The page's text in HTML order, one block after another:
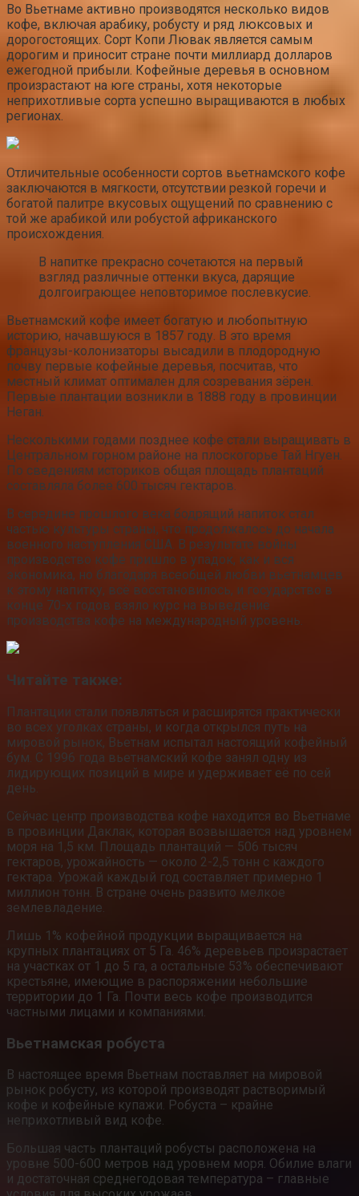
Во Вьетнаме активно производятся несколько видов
кофе, включая арабику, робусту и ряд люксовых и
дорогостоящих. Сорт Копи Лювак является самым
дорогим и приносит стране почти миллиард долларов
ежегодной прибыли. Кофейные деревья в основном
произрастают на юге страны, хотя некоторые
неприхотливые сорта успешно выращиваются в любых
регионах.
Отличительные особенности сортов вьетнамского кофе
заключаются в мягкости, отсутствии резкой горечи и
богатой палитре вкусовых ощущений по сравнению с
той же арабикой или робустой африканского
происхождения.
В напитке прекрасно сочетаются на первый
взгляд различные оттенки вкуса, дарящие
долгоиграющее неповторимое послевкусие.
Вьетнамский кофе имеет богатую и любопытную
историю, начавшуюся в 1857 году. В это время
французы-колонизаторы высадили в плодородную
почву первые кофейные деревья, посчитав, что
местный климат оптимален для созревания зёрен.
Первые плантации возникли в 1888 году в провинции
Неган.
Несколькими годами позднее кофе стали выращивать в
Центральном горном районе на плоскогорье Тай Нгуен.
По сведениям историков общая площадь плантаций
составляла более 600 тысяч гектаров.
В середине прошлого века бодрящий напиток стал
частью культуры страны, что продолжалось до начала
военного наступления США. В результате войны
производство кофе пришло в упадок, как и вся
экономика, но благодаря всеобщей любви вьетнамцев
к этому напитку, всё восстановилось, и государство в
конце 70-х годов взяло курс на выведение
производства кофе на международный уровень.
Читайте также:
Плантации стали появляться и расширятся практически
во всех уголках страны, и когда открылся путь на
мировой рынок, Вьетнам испытал настоящий кофейный
бум. С 1996 года вьетнамский кофе занял одну из
лидирующих позиций в мире и удерживает её по сей
день.
Сейчас центр производства кофе находится во Вьетнаме
в провинции Даклак, которая возвышается над уровнем
моря на 1,5 км. Площадь плантаций — 506 тысяч
гектаров, урожайность — около 2-2,5 тонн с каждого
гектара. Урожай каждый год составляет примерно 1
миллион тонн. В стране очень развито мелкое
землевладение.
Лишь 1% кофейной продукции выращивается на
крупных плантациях от 5 Га. 46% деревьев произрастает
на участках от 1 до 5 га, а остальные 53% обеспечивают
крестьяне, имеющие в распоряжении небольшие
территории до 1 Га. Почти весь кофе производится
частными лицами и компаниями.
Вьетнамская робуста
В настоящее время Вьетнам поставляет на мировой
рынок робусту, из которой производят растворимый
кофе и кофейные купажи. Робуста – крайне
неприхотливый вид кофе.
Большая часть плантаций робусты расположена на
уровне 500-600 метров над уровнем моря. Обилие влаги
и достаточная среднегодовая температура – главные